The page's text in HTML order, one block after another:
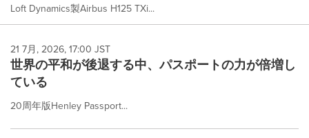
Loft Dynamics製Airbus H125 TXi...
21 7月, 2026, 17:00 JST
世界の平和が後退する中、パスポートの力が倍増し
ている
20周年版Henley Passport...